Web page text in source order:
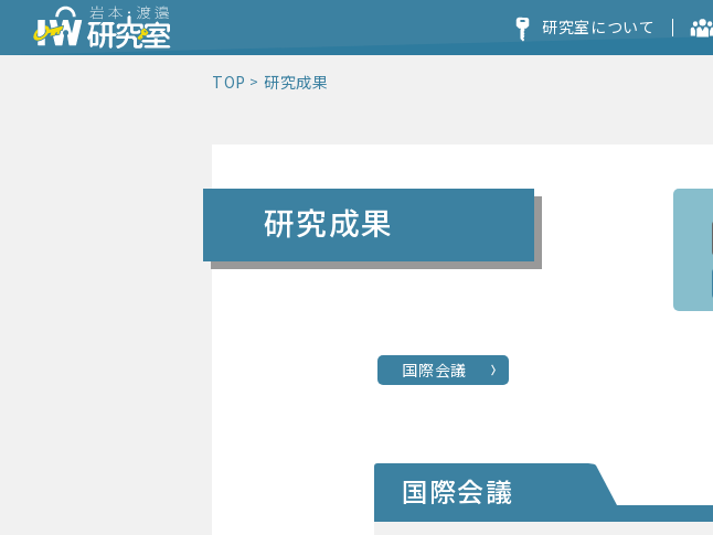
研究室について
TOP 研究成果
研究成果
国際会議
国際会議